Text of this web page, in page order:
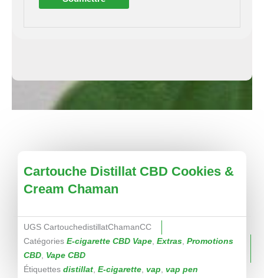
Cartouche Distillat CBD Cookies &
Cream Chaman
UGS CartouchedistillatChamanCC
Catégories E-cigarette CBD Vape, Extras, Promotions
CBD, Vape CBD
Étiquettes distillat, E-cigarette, vap, vap pen